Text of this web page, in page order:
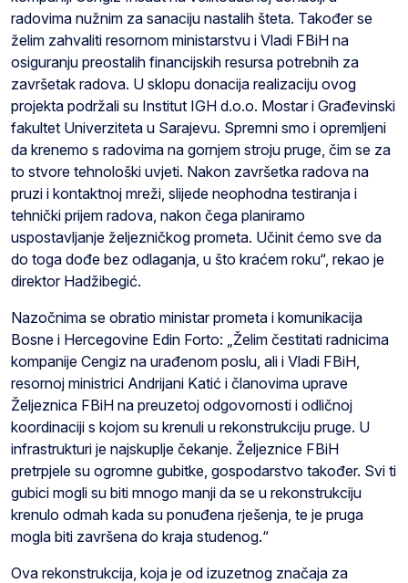
radovima nužnim za sanaciju nastalih šteta. Također se
želim zahvaliti resornom ministarstvu i Vladi FBiH na
osiguranju preostalih financijskih resursa potrebnih za
završetak radova. U sklopu donacija realizaciju ovog
projekta podržali su Institut IGH d.o.o. Mostar i Građevinski
fakultet Univerziteta u Sarajevu. Spremni smo i opremljeni
da krenemo s radovima na gornjem stroju pruge, čim se za
to stvore tehnološki uvjeti. Nakon završetka radova na
pruzi i kontaktnoj mreži, slijede neophodna testiranja i
tehnički prijem radova, nakon čega planiramo
uspostavljanje željezničkog prometa. Učinit ćemo sve da
do toga dođe bez odlaganja, u što kraćem roku“, rekao je
direktor Hadžibegić.
Nazočnima se obratio ministar prometa i komunikacija
Bosne i Hercegovine Edin Forto: „Želim čestitati radnicima
kompanije Cengiz na urađenom poslu, ali i Vladi FBiH,
resornoj ministrici Andrijani Katić i članovima uprave
Željeznica FBiH na preuzetoj odgovornosti i odličnoj
koordinaciji s kojom su krenuli u rekonstrukciju pruge. U
infrastrukturi je najskuplje čekanje. Željeznice FBiH
pretrpjele su ogromne gubitke, gospodarstvo također. Svi ti
gubici mogli su biti mnogo manji da se u rekonstrukciju
krenulo odmah kada su ponuđena rješenja, te je pruga
mogla biti završena do kraja studenog.“
Ova rekonstrukcija, koja je od izuzetnog značaja za